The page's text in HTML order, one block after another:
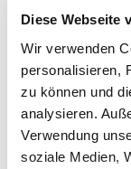
Diese Webseite
Wir verwenden
personalisieren,
zu können und
analysieren.
Verwendung
soziale Medien,